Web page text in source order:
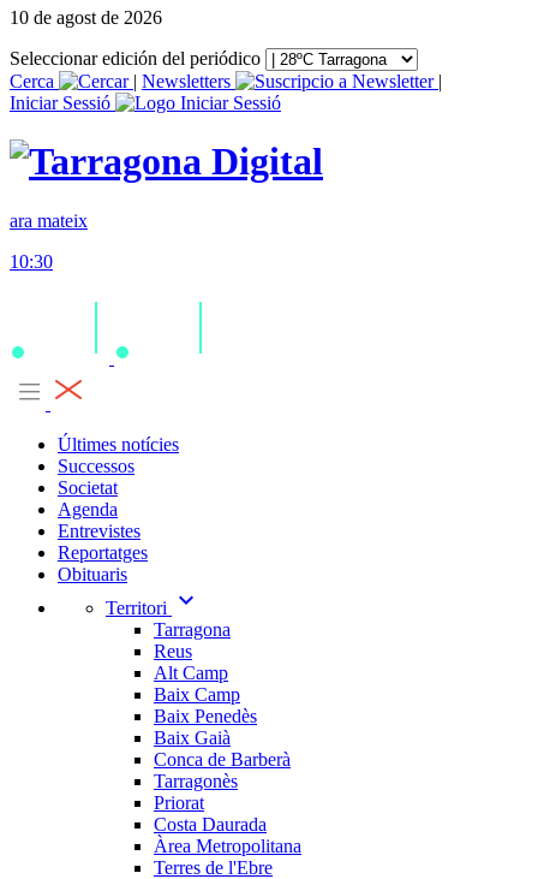
10 de agost de 2026
Seleccionar edición del periódico
Cerca
| Newsletters
|
Iniciar Sessió
ara mateix
10:30
Últimes notícies
Successos
Societat
Agenda
Entrevistes
Reportatges
Obituaris
Territori
expand_more
Tarragona
Reus
Alt Camp
Baix Camp
Baix Penedès
Baix Gaià
Conca de Barberà
Tarragonès
Priorat
Costa Daurada
Àrea Metropolitana
Terres de l'Ebre